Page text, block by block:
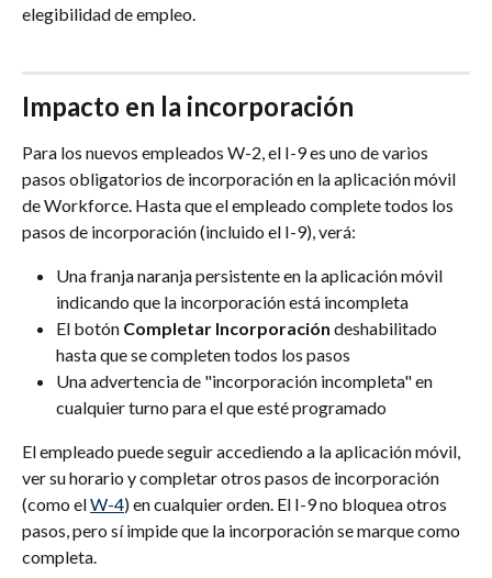
elegibilidad de empleo.
Impacto en la incorporación
Para los nuevos empleados W-2, el I-9 es uno de varios
pasos obligatorios de incorporación en la aplicación móvil
de Workforce. Hasta que el empleado complete todos los
pasos de incorporación (incluido el I-9), verá:
Una franja naranja persistente en la aplicación móvil
indicando que la incorporación está incompleta
El botón Completar Incorporación deshabilitado
hasta que se completen todos los pasos
Una advertencia de "incorporación incompleta" en
cualquier turno para el que esté programado
El empleado puede seguir accediendo a la aplicación móvil,
ver su horario y completar otros pasos de incorporación
(como el W-4) en cualquier orden. El I-9 no bloquea otros
pasos, pero sí impide que la incorporación se marque como
completa.